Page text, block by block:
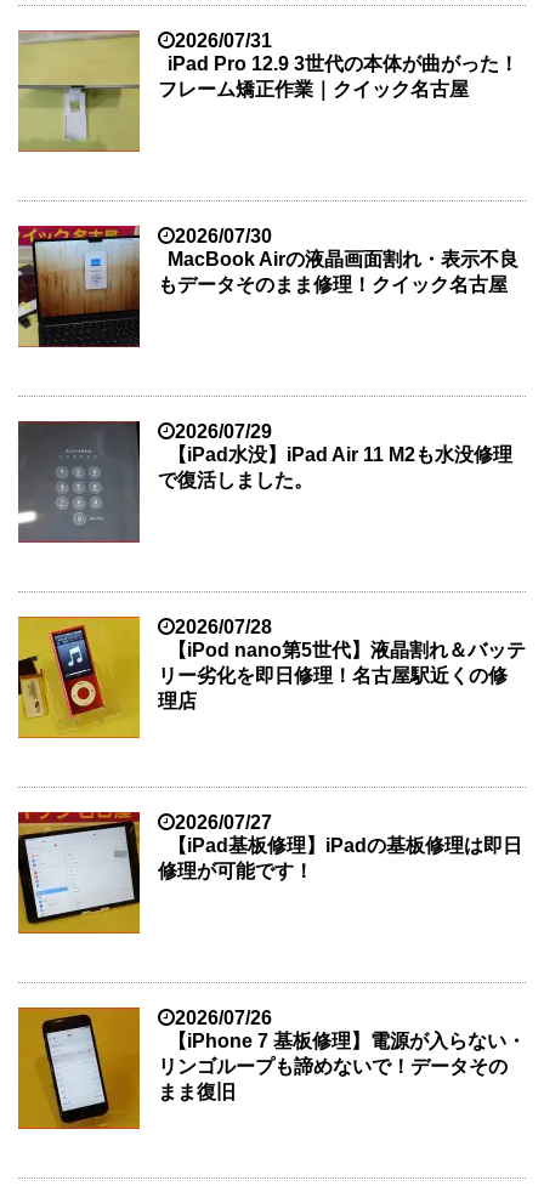
2026/07/31
iPad Pro 12.9 3世代の本体が曲がった！
フレーム矯正作業｜クイック名古屋
2026/07/30
MacBook Airの液晶画面割れ・表示不良
もデータそのまま修理！クイック名古屋
2026/07/29
【iPad水没】iPad Air 11 M2も水没修理
で復活しました。
2026/07/28
【iPod nano第5世代】液晶割れ＆バッテ
リー劣化を即日修理！名古屋駅近くの修
理店
2026/07/27
【iPad基板修理】iPadの基板修理は即日
修理が可能です！
2026/07/26
【iPhone 7 基板修理】電源が入らない・
リンゴループも諦めないで！データその
まま復旧